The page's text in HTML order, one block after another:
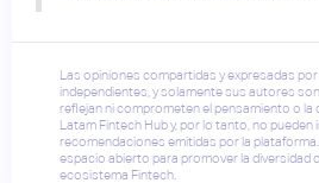
Las opiniones compartidas y expresadas
independientes, y solamente sus autores
reflejan ni comprometen el pensamiento o la
Latam Fintech Hub y, por lo tanto, no
recomendaciones emitidas por la
espacio abierto para promover la diversidad
ecosistema Fintech.